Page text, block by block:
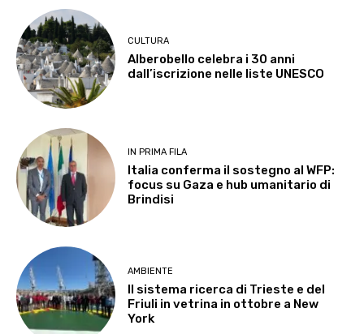
CULTURA
Alberobello celebra i 30 anni
dall’iscrizione nelle liste UNESCO
IN PRIMA FILA
Italia conferma il sostegno al WFP:
focus su Gaza e hub umanitario di
Brindisi
AMBIENTE
Il sistema ricerca di Trieste e del
Friuli in vetrina in ottobre a New
York